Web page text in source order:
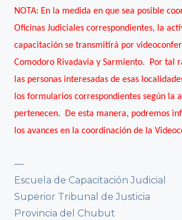
NOTA: En la medida en que sea posible
Oficinas Judiciales correspondientes, la
capacitación se transmitirá por
Comodoro Rivadavia y Sarmiento. Por tal
las personas interesadas de esas
los formularios correspondientes según la
pertenecen. De esta manera, podremos
los avances en la coordinación de la
—
Escuela de Capacitación Judicial
Superior Tribunal de Justicia
Provincia del Chubut